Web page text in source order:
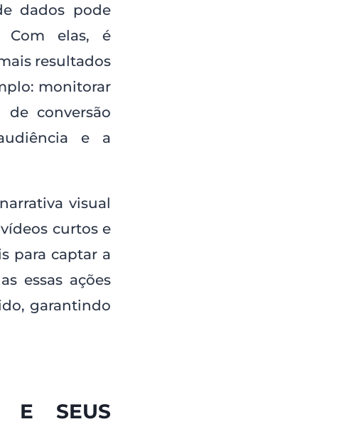
dados pode
Com elas, é
resultados
monitorar
conversão
e a
visual
curtos e
para captar a
essas ações
garantindo
E SEUS